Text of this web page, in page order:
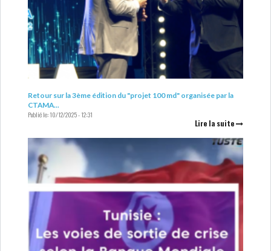
Retour sur la 3ème édition du "projet 100 md" organisée par la
CTAMA...
Publié le:10/12/2025 - 12:31
Lire la suite